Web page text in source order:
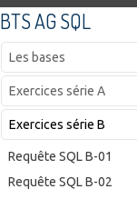
BTS AG SQL
Les bases
Exercices série A
Exercices série B
Requête SQL B-01
Requête SQL B-02